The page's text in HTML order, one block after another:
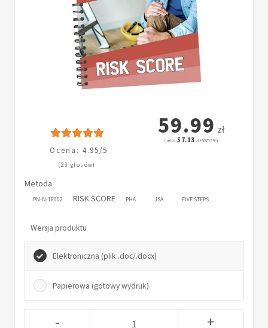
Ocena: 4.95/5
(23 głosów)
59.99 zł
(netto:57.13 zł + VAT: 5%)
Metoda
PN-N-18002 RISK SCORE PHA JSA FIVE STEPS
Wersja produktu
Elektroniczna (plik .doc/.docx)
Papierowa (gotowy wydruk)
- +